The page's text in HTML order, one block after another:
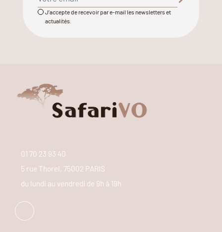
J’accepte de recevoir par e-mail les newsletters et
actualités.
01 70 23 93 40
5 rue Thorel, 75002 PARIS
du lundi au vendredi de 9h à 19h